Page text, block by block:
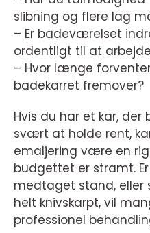
slibning og flere lag
– Er badeværelset
ordentligt til at
– Hvor længe
badekarret fremover?
Hvis du har et kar,
svært at holde rent,
emaljering være en
budgettet er stramt.
medtaget stand,
helt knivskarpt, vil
professionel